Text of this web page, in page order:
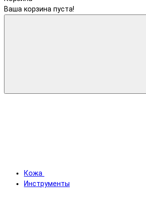
Ваша корзина пуста!
Кожа
Инструменты